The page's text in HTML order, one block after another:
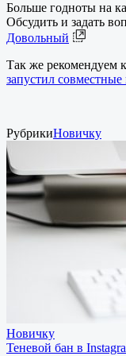
Больше годноты на
Обсудить и задать
Довольный
Так же рекомендуем
запустил
РубрикиНовичку
Новичку
Теневой бан в